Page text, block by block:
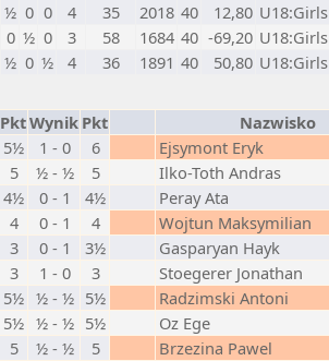
½ 0 0 4 35 2018 40 12,80 U18:Girls
0 ½ 0 3 58 1684 40 -69,20 U18:Girls
½ 0 ½ 4 36 1891 40 50,80 U18:Girls
PktWynik Pkt Nazwisko
5½ 1 - 0 6 Ejsymont Eryk
5 ½ - ½ 5 Ilko-Toth Andras
4½ 0 - 1 4½ Peray Ata
4 0 - 1 4 Wojtun Maksymilian
3 0 - 1 3½ Gasparyan Hayk
3 1 - 0 3 Stoegerer Jonathan
5½ ½ - ½ 5½ Radzimski Antoni
5½ ½ - ½ 5½ Oz Ege
5 ½ - ½ 5 Brzezina Pawel